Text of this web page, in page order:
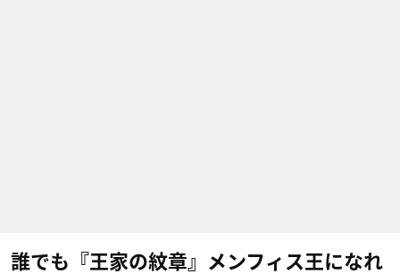
誰でも『王家の紋章』メンフィス王になれ